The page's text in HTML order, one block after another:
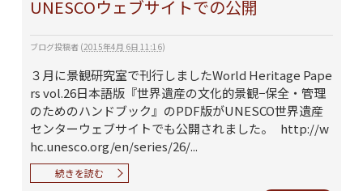
UNESCOウェブサイトでの公開
ブログ投稿者(2015年4月 6日 11:16)
３月に景観研究室で刊行しましたWorld Heritage Pape
rs vol.26日本語版『世界遺産の文化的景観−保全・管理
のためのハンドブック』のPDF版がUNESCO世界遺産
センターウェブサイトでも公開されました。 http://w
hc.unesco.org/en/series/26/...
続きを読む